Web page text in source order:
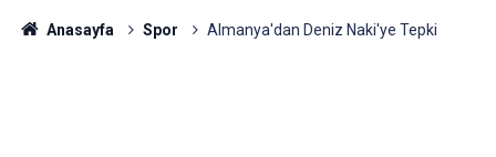
Anasayfa Spor Almanya'dan Deniz Naki'ye Tepki